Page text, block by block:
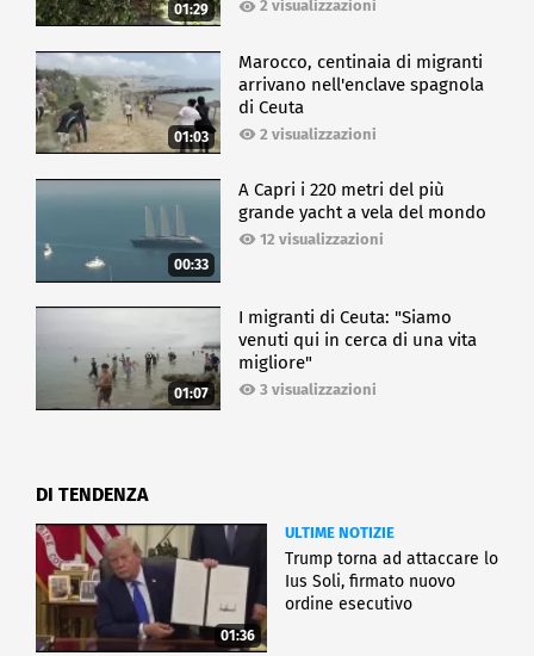
01:29 2 visualizzazioni
01:03
Marocco, centinaia di migranti
arrivano nell'enclave spagnola
di Ceuta
2 visualizzazioni
00:33
A Capri i 220 metri del più
grande yacht a vela del mondo
12 visualizzazioni
01:07
I migranti di Ceuta: "Siamo
venuti qui in cerca di una vita
migliore"
3 visualizzazioni
DI TENDENZA
01:36
ULTIME NOTIZIE
Trump torna ad attaccare lo
Ius Soli, firmato nuovo
ordine esecutivo